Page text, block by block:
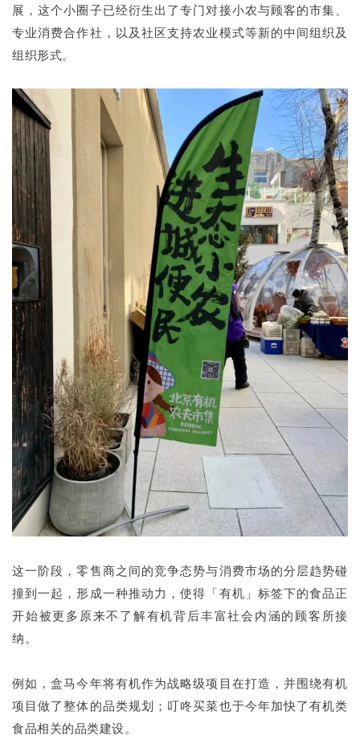
展，这个小圈子已经衍生出了专门对接小农与顾客的市集、
专业消费合作社，以及社区支持农业模式等新的中间组织及
组织形式。
这一阶段，零售商之间的竞争态势与消费市场的分层趋势碰
撞到一起，形成一种推动力，使得「有机」标签下的食品正
开始被更多原来不了解有机背后丰富社会内涵的顾客所接
纳。
例如，盒马今年将有机作为战略级项目在打造，并围绕有机
项目做了整体的品类规划；叮咚买菜也于今年加快了有机类
食品相关的品类建设。